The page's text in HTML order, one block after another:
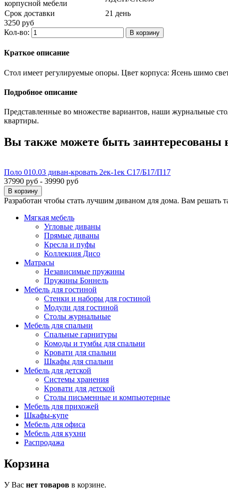
корпусной мебели
Срок доставки
21 день
3250 руб
Кол-во:
Краткое описание
Стол имеет регулируемые опоры. Цвет корпуса: Ясень шимо
Подробное описание
Представленные во множестве вариантов, наши журнальные
квартиры.
Вы также можете быть заинтересованы
Поло 010.03 диван-кровать 2ек-1ек С17/Б17/П17
37990 руб - 39990 руб
Разработан чтобы стать лучшим диваном для дома. Вам решать
Мягкая мебель
Угловые диваны
Прямые диваны
Кресла и пуфы
Коллекция Дисо
Матрасы
Независимые пружины
Пружины Боннель
Мебель для гостиной
Стенки и наборы для гостиной
Модули для гостиной
Столы журнальные
Мебель для спальни
Спальные гарнитуры
Комоды и тумбы для спальни
Кровати для спальни
Шкафы для спальни
Мебель для детской
Системы хранения
Кровати для детской
Столы письменные и компьютерные
Мебель для прихожей
Шкафы-купе
Мебель для офиса
Мебель для кухни
Распродажа
Корзина
У Вас нет товаров в корзине.